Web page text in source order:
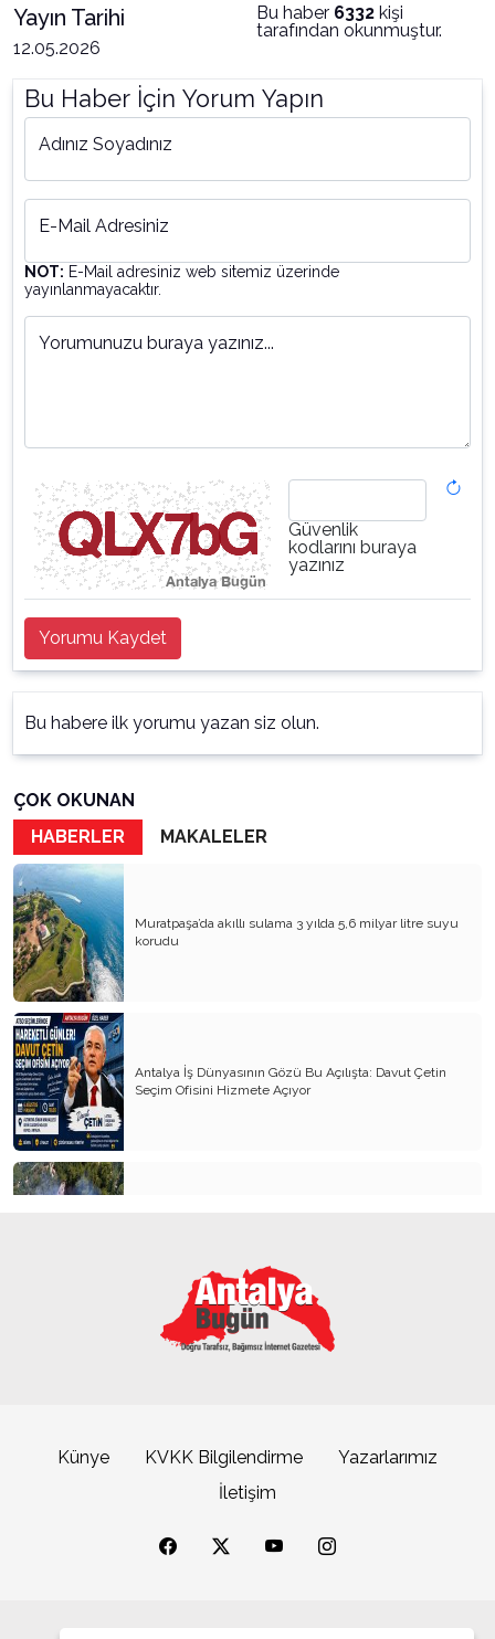
Yayın Tarihi
12.05.2026
Bu haber 6332 kişi
tarafından okunmuştur.
Bu Haber İçin Yorum Yapın
Adınız Soyadınız
E-Mail Adresiniz
NOT: E-Mail adresiniz web sitemiz üzerinde
yayınlanmayacaktır.
Yorumunuzu buraya yazınız...
Güvenlik
kodlarını buraya
yazınız
Yorumu Kaydet
Bu habere ilk yorumu yazan siz olun.
ÇOK OKUNAN
HABERLER
MAKALELER
Muratpaşa’da akıllı sulama 3 yılda 5,6 milyar litre suyu
korudu
Antalya İş Dünyasının Gözü Bu Açılışta: Davut Çetin
Seçim Ofisini Hizmete Açıyor
Künye KVKK Bilgilendirme
Yazarlarımız
İletişim